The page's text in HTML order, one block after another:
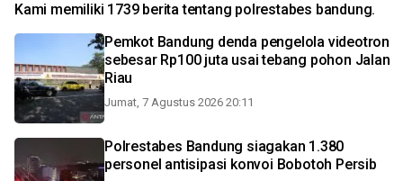
Kami memiliki 1739 berita tentang polrestabes bandung.
Pemkot Bandung denda pengelola videotron
sebesar Rp100 juta usai tebang pohon Jalan
Riau
Jumat, 7 Agustus 2026 20:11
Polrestabes Bandung siagakan 1.380
personel antisipasi konvoi Bobotoh Persib